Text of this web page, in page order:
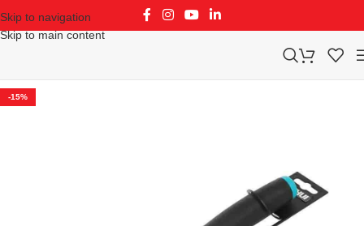
Skip to navigation
Skip to main content
-15%